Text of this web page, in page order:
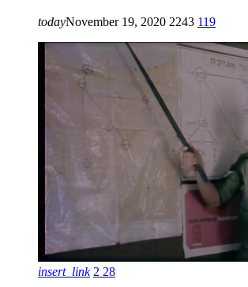
todayNovember 19, 2020 2243 119
insert_link 2 28